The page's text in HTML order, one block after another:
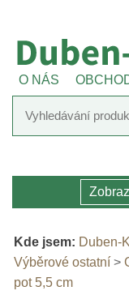
O NÁS
Kde jsem: Duben-
Výběrové ostatní >
pot 5,5 cm